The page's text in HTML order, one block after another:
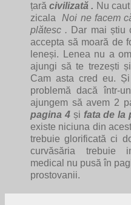
țarăcivilizată . Nu
zicalaNoi ne facem
plătesc . Dar mai știu
accepta să moară de
leneși. Lenea nu a
ajungi să te trezești
Cam asta cred eu.
problemă dacă într-
ajungem să avem 2
pagina 4și fata de la
existe niciuna din
trebuie glorificată ci
curvăsăria trebuie
medical nu pusă în
prostovanii.